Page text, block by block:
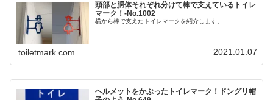
頭部と胴体それぞれ分けて棒で支えているトイレ
マーク！‐No.1002
横から棒で支えたトイレマークを紹介します。
toiletmark.com 2021.01.07
ヘルメットをかぶったトイレマーク！ドングリ帽